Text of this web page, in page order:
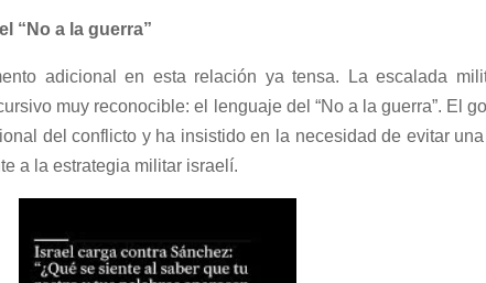
“ No a la guerra”
adicional en esta relación ya tensa. La escalada
muy reconocible: el lenguaje del “No a la guerra”. El
del conflicto y ha insistido en la necesidad de evitar
a la estrategia militar israelí.